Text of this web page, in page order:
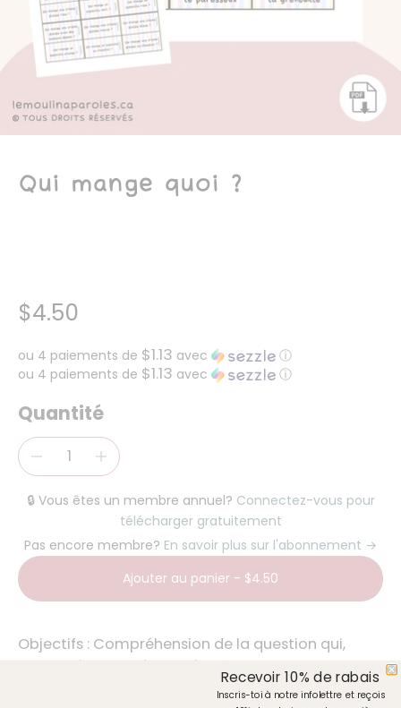
Qui mange quoi ?
$4.50
ou 4 paiements de $1.13 avec
ⓘ
ou 4 paiements de $1.13 avec ⓘ
Quantité
🔒 Vous êtes un membre annuel? Connectez-vous pour
télécharger gratuitement
Pas encore membre? En savoir plus sur l'abonnement →
Ajouter au panier - $4.50
Objectifs : Compréhension de la question qui,
reconnaissance des couleurs.
Recevoir 10% de rabais
Inscris-toi à notre infolettre et reçois